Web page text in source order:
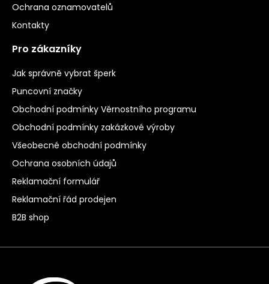
Ochrana oznamovatelů
Kontakty
Pro zákazníky
Jak správně vybrat šperk
Puncovní značky
Obchodní podmínky Věrnostního programu
Obchodní podmínky zakázkové výroby
Všeobecné obchodní podmínky
Ochrana osobních údajů
Reklamační formulář
Reklamační řád prodejen
B2B shop